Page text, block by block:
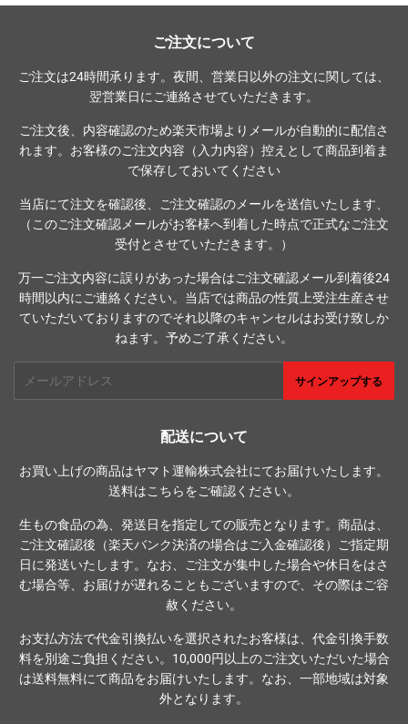
ご注文について
ご注文は24時間承ります。夜間、営業日以外の注文に関しては、
翌営業日にご連絡させていただきます。
ご注文後、内容確認のため楽天市場よりメールが自動的に配信さ
れます。お客様のご注文内容（入力内容）控えとして商品到着ま
で保存しておいてください
当店にて注文を確認後、ご注文確認のメールを送信いたします、
（このご注文確認メールがお客様へ到着した時点で正式なご注文
受付とさせていただきます。）
万一ご注文内容に誤りがあった場合はご注文確認メール到着後24
時間以内にご連絡ください。当店では商品の性質上受注生産させ
ていただいておりますのでそれ以降のキャンセルはお受け致しか
ねます。予めご了承ください。
レ
サインアップする
配送について
お買い上げの商品はヤマト運輸株式会社にてお届けいたします。
送料はこちらをご確認ください。
生もの食品の為、発送日を指定しての販売となります。商品は、
ご注文確認後（楽天バンク決済の場合はご入金確認後）ご指定期
日に発送いたします。なお、ご注文が集中した場合や休日をはさ
む場合等、お届けが遅れることもございますので、その際はご容
赦ください。
お支払方法で代金引換払いを選択されたお客様は、代金引換手数
料を別途ご負担ください。10,000円以上のご注文いただいた場合
は送料無料にて商品をお届けいたします。なお、一部地域は対象
外となります。